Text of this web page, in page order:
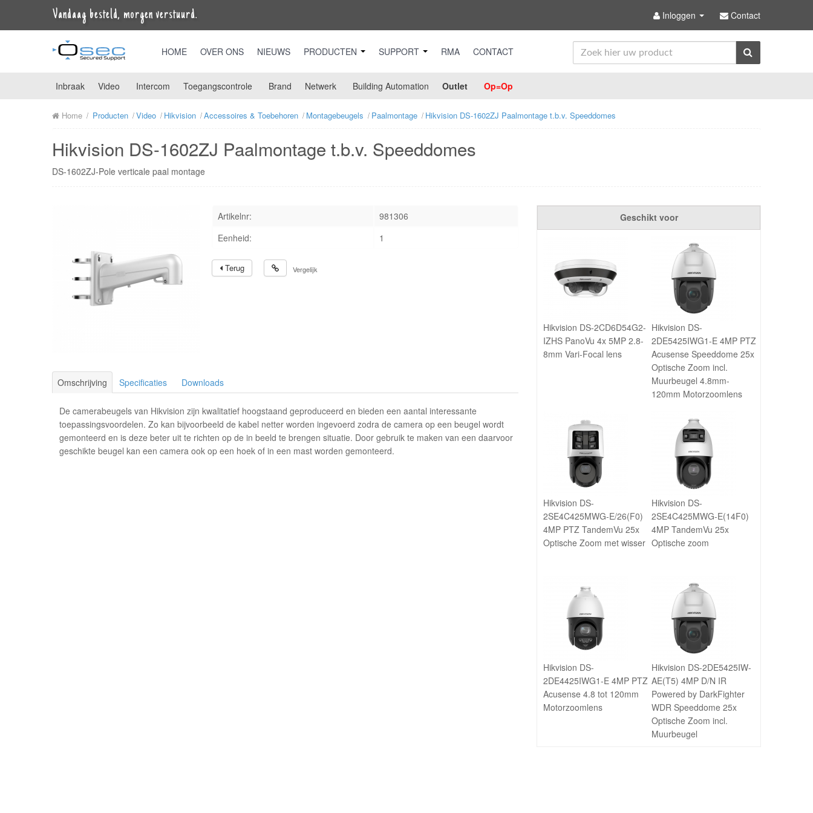
Vandaag besteld, morgen verstuurd. Inloggen Contact
HOME OVER ONS NIEUWS PRODUCTEN SUPPORT RMA CONTACT
Inbraak Video Intercom Toegangscontrole Brand Netwerk Building Automation Outlet Op=Op
Home Producten Video Hikvision Accessoires & Toebehoren Montagebeugels Paalmontage Hikvision DS-1602ZJ Paalmontage t.b.v. Speeddomes
Hikvision DS-1602ZJ Paalmontage t.b.v. Speeddomes
DS-1602ZJ-Pole verticale paal montage
Artikelnr:
981306
Eenheid:
1
Terug Vergelijk
Omschrijving Specificaties Downloads
De camerabeugels van Hikvision zijn kwalitatief hoogstaand geproduceerd en bieden een aantal interessante
toepassingsvoordelen. Zo kan bijvoorbeeld de kabel netter worden ingevoerd zodra de camera op een beugel wordt
gemonteerd en is deze beter uit te richten op de in beeld te brengen situatie. Door gebruik te maken van een daarvoor
geschikte beugel kan een camera ook op een hoek of in een mast worden gemonteerd.
Geschikt voor
Hikvision DS-2CD6D54G2-
IZHS PanoVu 4x 5MP 2.8-
8mm Vari-Focal lens
Hikvision DS-
2DE5425IWG1-E 4MP PTZ
Acusense Speeddome 25x
Optische Zoom incl.
Muurbeugel 4.8mm-
120mm Motorzoomlens
Hikvision DS-
2SE4C425MWG-E/26(F0)
4MP PTZ TandemVu 25x
Optische Zoom met wisser
Hikvision DS-
2SE4C425MWG-E(14F0)
4MP TandemVu 25x
Optische zoom
Hikvision DS-
2DE4425IWG1-E 4MP PTZ
Acusense 4.8 tot 120mm
Motorzoomlens
Hikvision DS-2DE5425IW-
AE(T5) 4MP D/N IR
Powered by DarkFighter
WDR Speeddome 25x
Optische Zoom incl.
Muurbeugel